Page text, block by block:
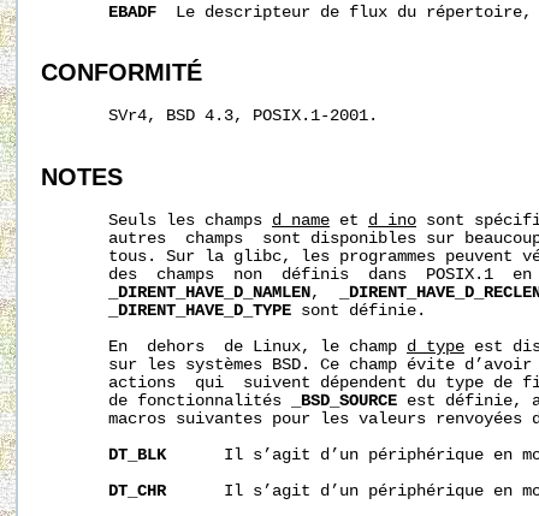
EBADF
Le descripteur de flux du
CONFORMITÉ
       SVr4, BSD 4.3, POSIX.1-2001.
NOTES
       Seuls les champs
d_name et d_ino sont
autres  champs  sont disponibles sur
tous. Sur la glibc, les programmes peuvent
des  champs  non  définis  dans  POSIX.1
_DIRENT_HAVE_D_NAMLEN ,
_DIRENT_HAVE_D_TYPE sont définie.
       En  dehors  de Linux, le champ
d_type est
sur les systèmes BSD. Ce champ évite
actions  qui  suivent dépendent du type de
       de fonctionnalités
_BSD_SOURCE est définie,
macros suivantes pour les valeurs renvoyées
DT_BLK
Il s’agit d’un périphérique en
DT_CHR
Il s’agit d’un périphérique en